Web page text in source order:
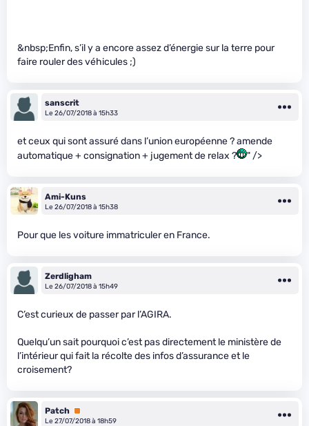
&nbsp;Enfin, s’il y a encore assez d’énergie sur la terre pour
faire rouler des véhicules ;)
sanscrit
Le 26/07/2018 à 15h33
et ceux qui sont assuré dans l’union européenne ? amende
automatique + consignation + jugement de relax ?
" />
Ami-Kuns
Le 26/07/2018 à 15h38
Pour que les voiture immatriculer en France.
Zerdligham
Le 26/07/2018 à 15h49
C’est curieux de passer par l’AGIRA.
Quelqu’un sait pourquoi c’est pas directement le ministère de
l’intérieur qui fait la récolte des infos d’assurance et le
croisement?
Patch Premium
Le 27/07/2018 à 18h59